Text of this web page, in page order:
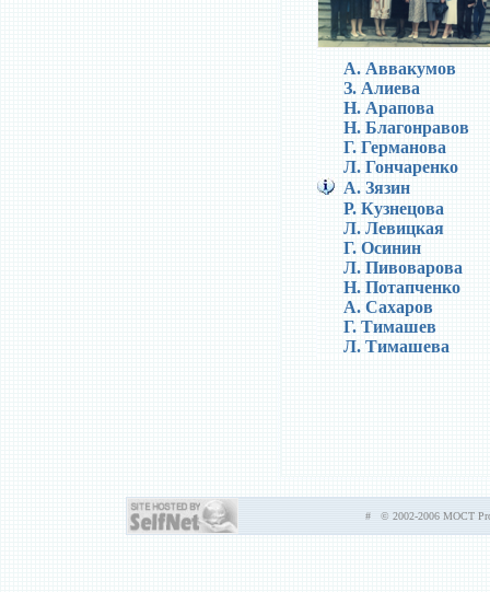
А. Аввакумов
З. Алиева
Н. Арапова
Н. Благонравов
Г. Германова
Л. Гончаренко
А. Зязин
Р. Кузнецова
Л. Левицкая
Г. Осинин
Л. Пивоварова
Н. Потапченко
А. Сахаров
Г. Тимашев
Л. Тимашева
# © 2002-2006 MOCT